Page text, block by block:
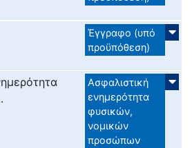
Έγγραφο (υπό
προϋπόθεση)
Ασφαλιστική
ενημερότητα
φυσικών,
νομικών
προσώπων